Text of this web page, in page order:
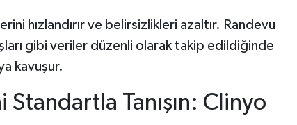
hızlandırır ve belirsizlikleri azaltır. Randevu
gibi veriler düzenli olarak takip edildiğinde
kavuşur.
Tanışın: Clinyo